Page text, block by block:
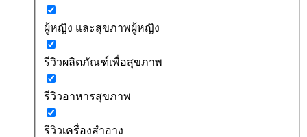
ผู้หญิง และสุขภาพผู้หญิง
รีวิวผลิตภัณฑ์เพื่อสุขภาพ
รีวิวอาหารสุขภาพ
รีวิวเครื่องสำอาง